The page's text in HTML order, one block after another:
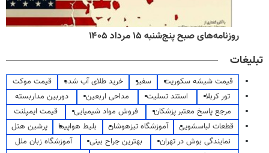
روزنامه‌های صبح پنج‌شنبه ۱۵ مرداد ۱۴۰۵
تبلیغات
قیمت شیشه سکوریت سفیر خرید طلای آب شده
قیمت موکت
تور کربلا
استند تسلیت مداحی اربعین
دوربین مداربسته
مرجع پاسخ معتبر پزشکان
فروش مواد شیمیایی
قیمت ایمپلنت
قطعات لباسشویی
آموزشگاه تیزهوشان بلیط هواپیما
پرشین هتل
نمایندگی بوش در تهران
بهترین جراح بینی
آموزشگاه زبان ملل